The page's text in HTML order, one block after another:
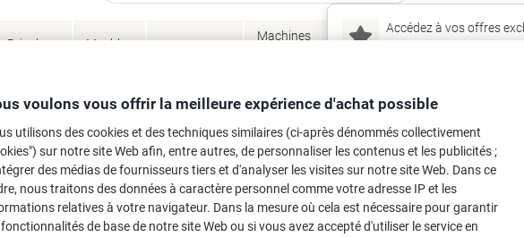
Accédez à vos offres
Inscrivez-
maintenant
Bricolage
Meubles
Machines
Encres
Papier,
de
et toner
les cartouches d'encre, toners ou les
voulons vous offrir la meilleure expérience d'achat possible
utilisons des cookies et des techniques similaires (ci-après dénommés collectivement
sur notre site Web afin, entre autres, de personnaliser les contenus et les publicités ;
des médias de fournisseurs tiers et d'analyser les visites sur notre site Web. Dans ce
nous traitons des données à caractère personnel comme votre adresse IP et les
relatives à votre navigateur. Dans la mesure où cela est nécessaire pour garantir
fonctionnalités de base de notre site Web ou si vous avez accepté d'utiliser le service en